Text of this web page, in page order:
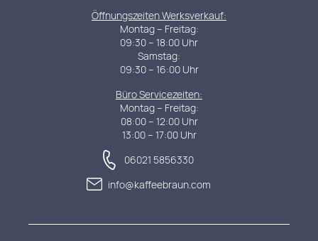
Öffnungszeiten Werksverkauf:
Montag – Freitag:
09:30 – 18:00 Uhr
Samstag:
09:30 – 16:00 Uhr
Büro Servicezeiten:
Montag – Freitag:
08:00 – 12:00 Uhr
13:00 – 17:00 Uhr
06021 5856330
info@kaffeebraun.com